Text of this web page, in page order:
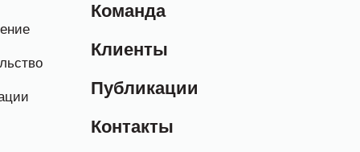
Команда
Клиенты
Публикации
Контакты